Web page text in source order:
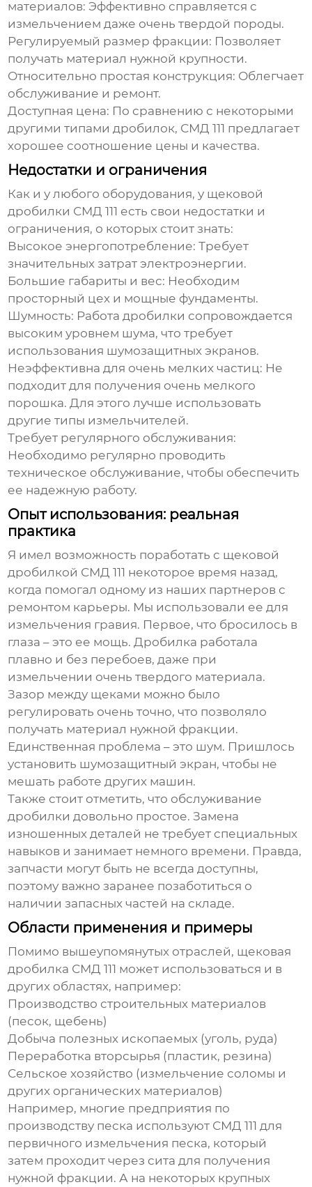
материалов: Эффективно справляется с
измельчением даже очень твердой породы.
Регулируемый размер фракции: Позволяет
получать материал нужной крупности.
Относительно простая конструкция: Облегчает
обслуживание и ремонт.
Доступная цена: По сравнению с некоторыми
другими типами дробилок, СМД 111 предлагает
хорошее соотношение цены и качества.
Недостатки и ограничения
Как и у любого оборудования, у щековой
дробилки СМД 111 есть свои недостатки и
ограничения, о которых стоит знать:
Высокое энергопотребление: Требует
значительных затрат электроэнергии.
Большие габариты и вес: Необходим
просторный цех и мощные фундаменты.
Шумность: Работа дробилки сопровождается
высоким уровнем шума, что требует
использования шумозащитных экранов.
Неэффективна для очень мелких частиц: Не
подходит для получения очень мелкого
порошка. Для этого лучше использовать
другие типы измельчителей.
Требует регулярного обслуживания:
Необходимо регулярно проводить
техническое обслуживание, чтобы обеспечить
ее надежную работу.
Опыт использования: реальная
практика
Я имел возможность поработать с щековой
дробилкой СМД 111 некоторое время назад,
когда помогал одному из наших партнеров с
ремонтом карьеры. Мы использовали ее для
измельчения гравия. Первое, что бросилось в
глаза – это ее мощь. Дробилка работала
плавно и без перебоев, даже при
измельчении очень твердого материала.
Зазор между щеками можно было
регулировать очень точно, что позволяло
получать материал нужной фракции.
Единственная проблема – это шум. Пришлось
установить шумозащитный экран, чтобы не
мешать работе других машин.
Также стоит отметить, что обслуживание
дробилки довольно простое. Замена
изношенных деталей не требует специальных
навыков и занимает немного времени. Правда,
запчасти могут быть не всегда доступны,
поэтому важно заранее позаботиться о
наличии запасных частей на складе.
Области применения и примеры
Помимо вышеупомянутых отраслей, щековая
дробилка СМД 111 может использоваться и в
других областях, например:
Производство строительных материалов
(песок, щебень)
Добыча полезных ископаемых (уголь, руда)
Переработка вторсырья (пластик, резина)
Сельское хозяйство (измельчение соломы и
других органических материалов)
Например, многие предприятия по
производству песка используют СМД 111 для
первичного измельчения песка, который
затем проходит через сита для получения
нужной фракции. А на некоторых крупных